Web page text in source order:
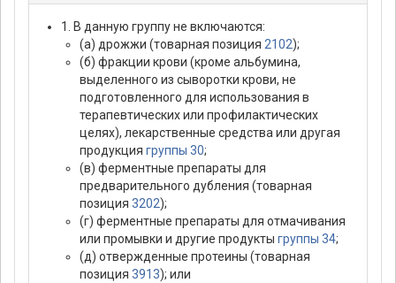
1. В данную группу не включаются:
(а) дрожжи (товарная позиция 2102);
(б) фракции крови (кроме альбумина,
выделенного из сыворотки крови, не
подготовленного для использования в
терапевтических или профилактических
целях), лекарственные средства или другая
продукция группы 30;
(в) ферментные препараты для
предварительного дубления (товарная
позиция 3202);
(г) ферментные препараты для отмачивания
или промывки и другие продукты группы 34;
(д) отвержденные протеины (товарная
позиция 3913); или